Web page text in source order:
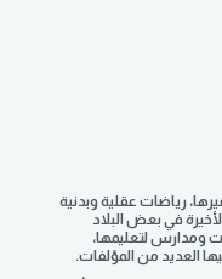
رياضات عقلية وبدنية
الأخيرة في بعض البلاد
ومدارس لتعليمها،
العديد من المؤلفات.